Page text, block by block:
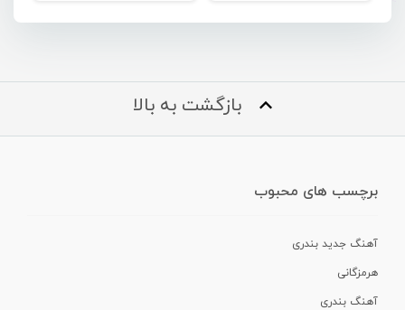
بازگشت به بالا
برچسب های محبوب
آهنگ جدید بندری
هرمزگانی
آهنگ بندری